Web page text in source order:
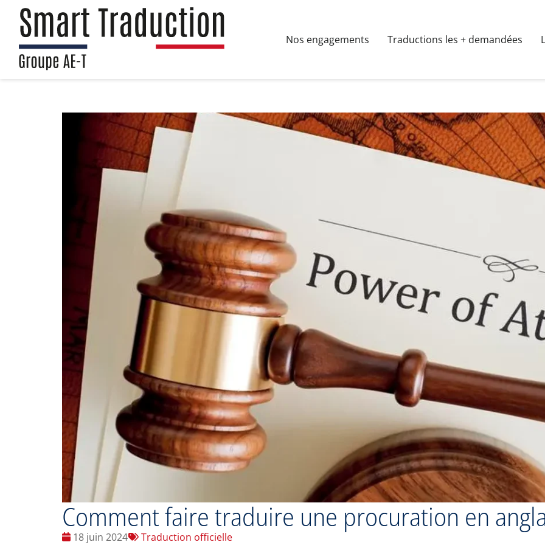
Nos engagements Traductions les + demandées
Comment faire traduire une procuration en
Date
18 juin 2024
Tags
Traduction officielle